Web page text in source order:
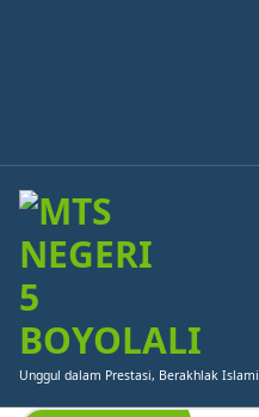
Unggul dalam Prestasi, Berakhlak Islami